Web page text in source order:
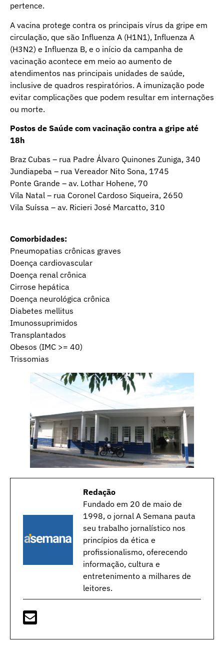
pertence.
A vacina protege contra os principais vírus da gripe em
circulação, que são Influenza A (H1N1), Influenza A
(H3N2) e Influenza B, e o início da campanha de
vacinação acontece em meio ao aumento de
atendimentos nas principais unidades de saúde,
inclusive de quadros respiratórios. A imunização pode
evitar complicações que podem resultar em internações
ou morte.
Postos de Saúde com vacinação contra a gripe até
18h
Braz Cubas – rua Padre Álvaro Quinones Zuniga, 340
Jundiapeba – rua Vereador Nito Sona, 1745
Ponte Grande – av. Lothar Hohene, 70
Vila Natal – rua Coronel Cardoso Siqueira, 2650
Vila Suíssa – av. Ricieri José Marcatto, 310
Comorbidades:
Pneumopatias crônicas graves
Doença cardiovascular
Doença renal crônica
Cirrose hepática
Doença neurológica crônica
Diabetes mellitus
Imunossuprimidos
Transplantados
Obesos (IMC >= 40)
Trissomias
Redação
Fundado em 20 de maio de
1998, o jornal A Semana pauta
seu trabalho jornalístico nos
princípios da ética e
profissionalismo, oferecendo
informação, cultura e
entretenimento a milhares de
leitores.